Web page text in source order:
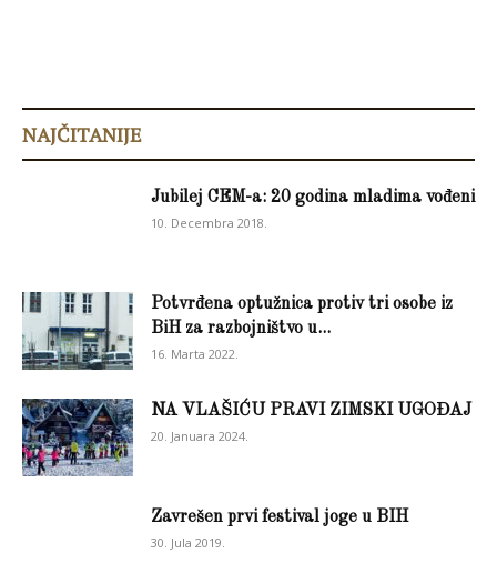
NAJČITANIJE
Jubilej CEM-a: 20 godina mladima vođeni
10. Decembra 2018.
Potvrđena optužnica protiv tri osobe iz
BiH za razbojništvo u...
16. Marta 2022.
NA VLAŠIĆU PRAVI ZIMSKI UGOĐAJ
20. Januara 2024.
Zavrešen prvi festival joge u BIH
30. Jula 2019.